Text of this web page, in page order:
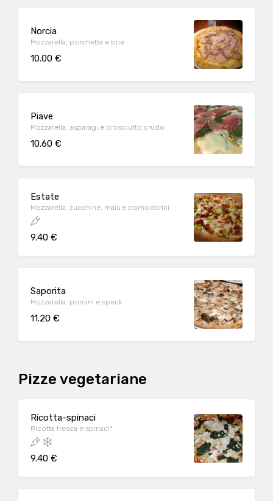
Norcia
Mozzarella, porchetta e brie
10.00 €
Piave
Mozzarella, asparagi e prosciutto crudo
10.60 €
Estate
Mozzarella, zucchine, mais e pomodorini
9.40 €
Saporita
Mozzarella, porcini e speck
11.20 €
Pizze vegetariane
Ricotta-spinaci
Ricotta fresca e spinaci*
9.40 €